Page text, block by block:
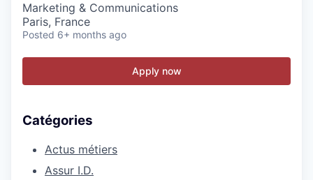
Marketing & Communications
Paris, France
Posted 6+ months ago
Apply now
Catégories
Actus métiers
Assur I.D.